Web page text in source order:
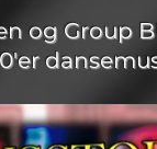
og Group